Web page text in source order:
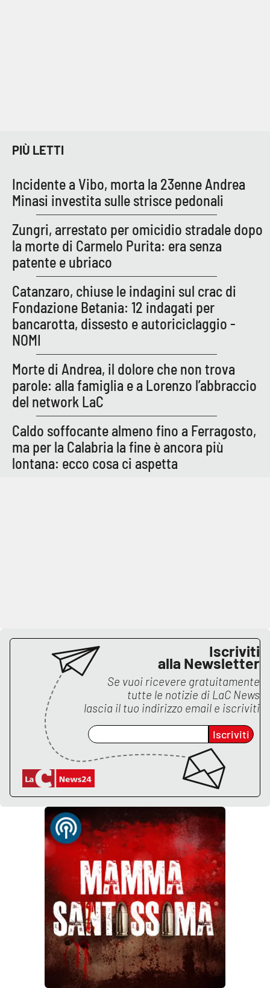
LaC Network
EDIZIONI
LOCALI
Catanzaro
Crotone
Vibo Valentia
Reggio Calabria
Cosenza
Lamezia Terme
PROGETTI
SPECIALI
NETWORK
Lacplay.it
Lactv.it
Laconair.it
Lacitymag.it
Lacapitalenews.it
Ilreggino.it
Cosenzachannel.it
Ilvibonese.it
Catanzarochannel.it
PIÙ LETTI
Incidente a Vibo, morta la 23enne Andrea
Minasi investita sulle strisce pedonali
Zungri, arrestato per omicidio stradale dopo
la morte di Carmelo Purita: era senza
patente e ubriaco
Catanzaro, chiuse le indagini sul crac di
Fondazione Betania: 12 indagati per
bancarotta, dissesto e autoriciclaggio -
NOMI
Morte di Andrea, il dolore che non trova
parole: alla famiglia e a Lorenzo l’abbraccio
del network LaC
Caldo soffocante almeno fino a Ferragosto,
ma per la Calabria la fine è ancora più
lontana: ecco cosa ci aspetta
Iscriviti
alla Newsletter
Se vuoi ricevere gratuitamente
tutte le notizie di LaC News
lascia il tuo indirizzo email e iscriviti
Iscriviti